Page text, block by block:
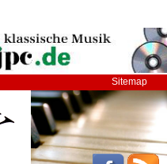
Sitemap